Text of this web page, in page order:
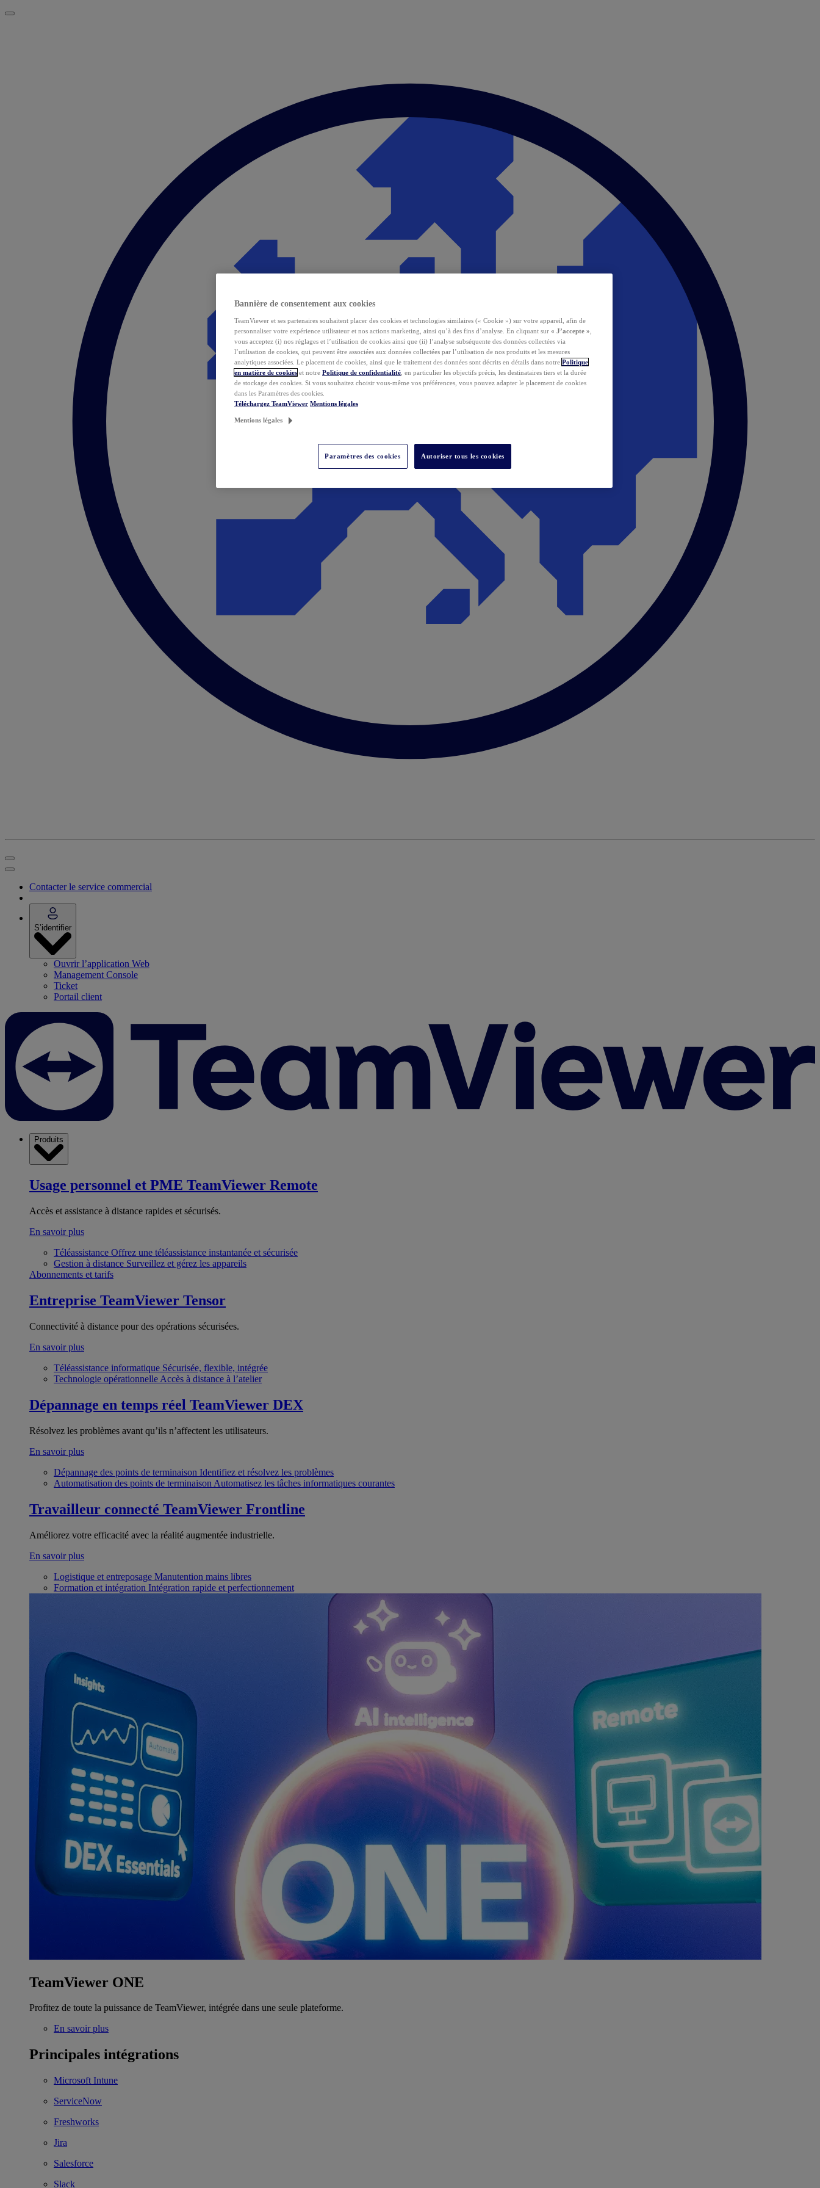
Contacter le service commercial
S’identifier
Ouvrir l’application Web
Management Console
Ticket
Portail client
Produits
Usage personnel et PME TeamViewer Remote
Accès et assistance à distance rapides et sécurisés.
En savoir plus
Téléassistance Offrez une téléassistance instantanée et sécurisée
Gestion à distance Surveillez et gérez les appareils
Abonnements et tarifs
Entreprise TeamViewer Tensor
Connectivité à distance pour des opérations sécurisées.
En savoir plus
Téléassistance informatique Sécurisée, flexible, intégrée
Technologie opérationnelle Accès à distance à l’atelier
Dépannage en temps réel TeamViewer DEX
Résolvez les problèmes avant qu’ils n’affectent les utilisateurs.
En savoir plus
Dépannage des points de terminaison Identifiez et résolvez les problèmes
Automatisation des points de terminaison Automatisez les tâches informatiques courantes
Travailleur connecté TeamViewer Frontline
Améliorez votre efficacité avec la réalité augmentée industrielle.
En savoir plus
Logistique et entreposage Manutention mains libres
Formation et intégration Intégration rapide et perfectionnement
TeamViewer ONE
Profitez de toute la puissance de TeamViewer, intégrée dans une seule plateforme.
En savoir plus
Principales intégrations
Microsoft Intune
ServiceNow
Freshworks
Jira
Salesforce
Slack
Bannière de consentement aux cookies
TeamViewer et ses partenaires souhaitent placer des cookies et technologies similaires (« Cookie ») sur votre appareil, afin de
personnaliser votre expérience utilisateur et nos actions marketing, ainsi qu’à des fins d’analyse. En cliquant sur « J’accepte »
vous acceptez (i) nos réglages et l’utilisation de cookies ainsi que (ii) l’analyse subséquente des données collectées via
l’utilisation de cookies, qui peuvent être associées aux données collectées par l’utilisation de nos produits et les mesures
analytiques associées. Le placement de cookies, ainsi que le traitement des données sont décrits en détails dans notre Politique
en matière de cookies et notre Politique de confidentialité , en particulier les objectifs précis, les destinataires tiers et la durée
de stockage des cookies. Si vous souhaitez choisir vous-même vos préférences, vous pouvez adapter le placement de cookies
dans les Paramètres des cookies.
Téléchargez TeamViewer Mentions légales
Mentions légales
Paramètres des cookies Autoriser tous les cookies